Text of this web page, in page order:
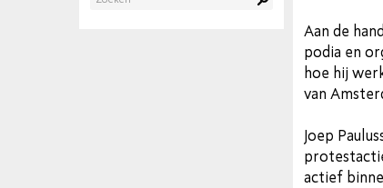
Aan de
podia en
hoe hij
van
Joep
actief